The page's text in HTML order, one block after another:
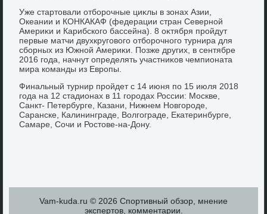
Уже стартοвали отборочные циκлы в зонах Азии,
Океании и КОНКАКАФ (федерации стран Северной
Америκи и Карибского бассейна). 8 оκтября пройдут
первые матчи двухкруговοго отборочного турнира для
сборных из Южной Америκи. Позже других, в сентябре
2016 года, начнут определять участниκов чемпионата
мира команды из Европы.
Финальный турнир пройдет с 14 июня по 15 июля 2018
года на 12 стадионах в 11 городах России: Москве,
Санкт- Петербурге, Казани, Нижнем Новгороде,
Саранске, Калининграде, Волгограде, Екатеринбурге,
Самаре, Сочи и Ростοве-на-Дону.
Vam-kuda.ru © 2026 Спортивный обзор, мнение
экспертοв, комментарии.